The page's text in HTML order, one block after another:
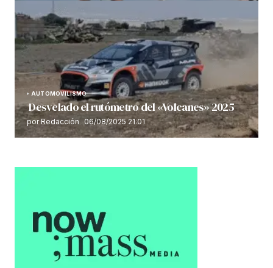
AUTOMOVILISMO
Desvelado el rutómetro del «Volcanes» 2025
por Redacción 06/08/2025 21:01